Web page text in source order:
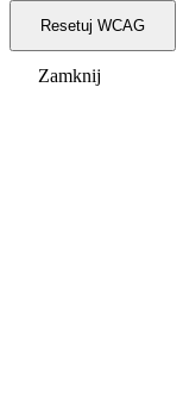
Resetuj WCAG
Zamknij